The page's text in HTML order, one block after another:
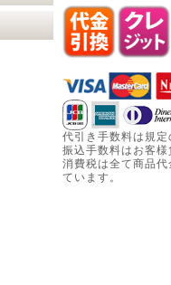
代引き手数料は規
振込手数料はお客
消費税は全て商品
ています。